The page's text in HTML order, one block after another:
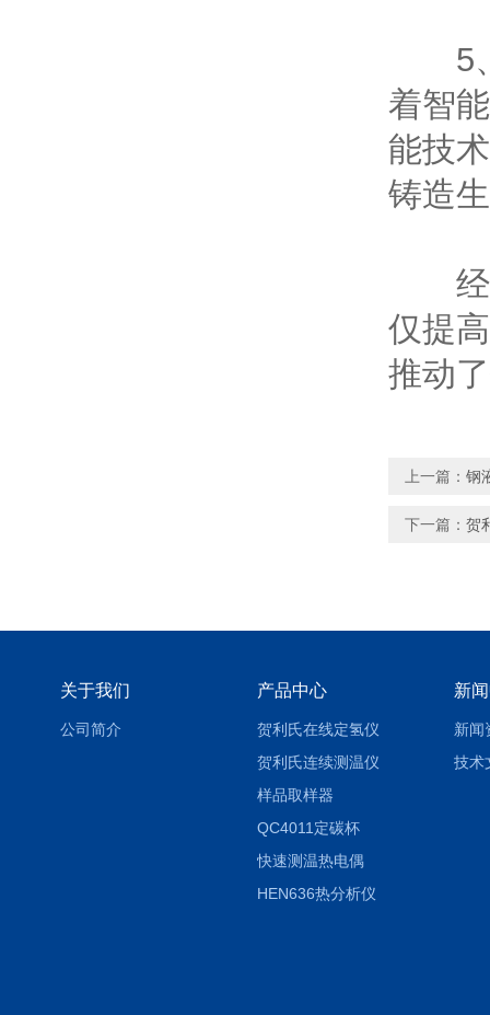
5、
着智
能技
铸造
经济
仅提
推动
上一篇： 钢
下一篇： 贺
关于我们
公司简介
产品中心
贺利氏在线定氢仪
贺利氏连续测温仪
样品取样器
QC4011定碳杯
快速测温热电偶
HEN636热分析仪
新
新闻
技术